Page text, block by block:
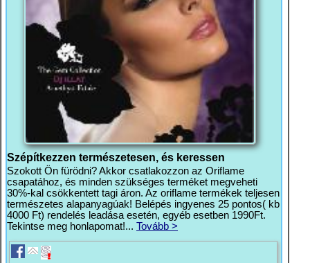
Szépítkezzen természetesen, és keressen
Szokott Ön fürödni? Akkor csatlakozzon az Oriflame
csapatához, és minden szükséges terméket megveheti
30%-kal csökkentett tagi áron. Az oriflame termékek teljesen
természetes alapanyagúak! Belépés ingyenes 25 pontos( kb
4000 Ft) rendelés leadása esetén, egyéb esetben 1990Ft.
Tekintse meg honlapomat!... Tovább >